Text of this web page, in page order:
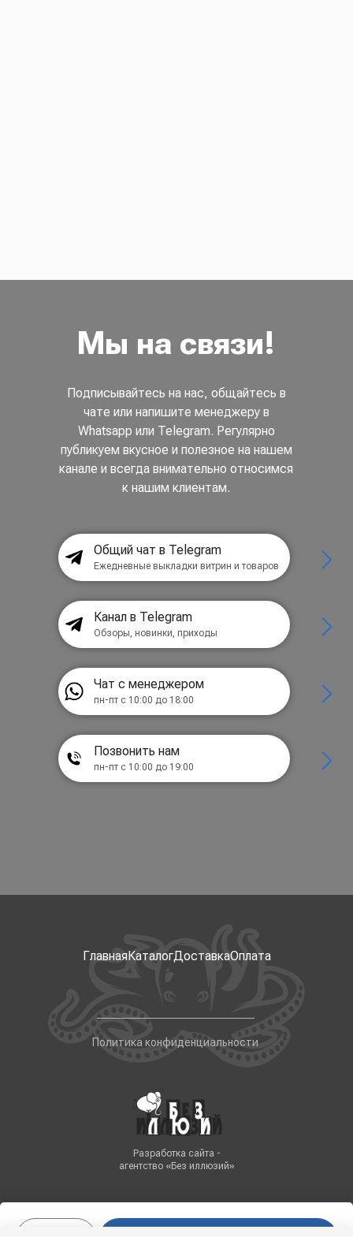
Мы на связи!
Подписывайтесь на нас, общайтесь в
чате или напишите менеджеру в
Whatsapp или Telegram. Регулярно
публикуем вкусное и полезное на нашем
канале и всегда внимательно относимся
к нашим клиентам.
Общий чат в Telegram
Ежедневные выкладки витрин и товаров
Канал в Telegram
Обзоры, новинки, приходы
Чат с менеджером
пн-пт с 10:00 до 18:00
Позвонить нам
пн-пт с 10:00 до 19:00
ГлавнаяКаталогДоставкаОплата
Политика конфиденциальности
Разработка сайта -
агентство «Без иллюзий»